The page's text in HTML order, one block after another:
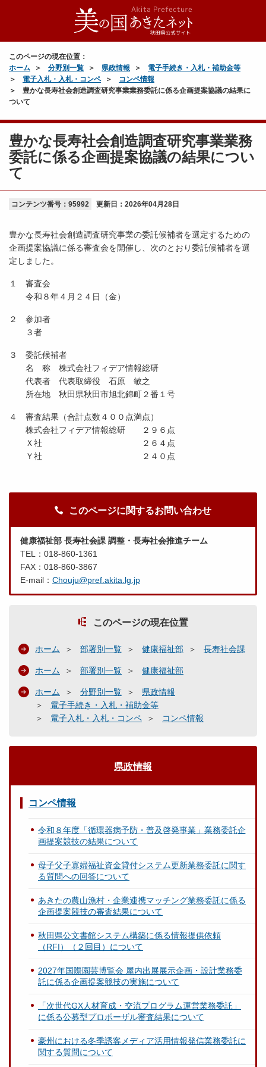
このページの現在位置：
ホーム
分野別一覧 県政情報
電子手続き・入札・補助金等
電子入札・入札・コンペ
コンペ情報
豊かな長寿社会創造調査研究事業業務委託に係る企画提案協議の結果に
ついて
豊かな長寿社会創造調査研究事業業務
委託に係る企画提案協議の結果につい
て
コンテンツ番号：95992 更新日： 2026年04月28日
豊かな長寿社会創造調査研究事業の委託候補者を選定するための
企画提案協議に係る審査会を開催し、次のとおり委託候補者を選
定しました。
１ 審査会
令和８年４月２４日（金）
２ 参加者
３者
３ 委託候補者
名 称 株式会社フィデア情報総研
代表者 代表取締役 石原 敏之
所在地 秋田県秋田市旭北錦町２番１号
４ 審査結果（合計点数４００点満点）
株式会社フィデア情報総研 ２９６点
Ｘ社 ２６４点
Ｙ社 ２４０点
このページに関するお問い合わせ
健康福祉部 長寿社会課 調整・長寿社会推進チーム
TEL：018-860-1361
FAX：018-860-3867
E-mail： Chouju@pref.akita.lg.jp
このページの現在位置
ホーム 部署別一覧 健康福祉部 長寿社会課
ホーム 部署別一覧 健康福祉部
ホーム 分野別一覧
県政情報
電子手続き・入札・補助金等
電子入札・入札・コンペ
コンペ情報
県政情報
コンペ情報
令和８年度「循環器病予防・普及啓発事業」業務委託企
画提案競技の結果について
母子父子寡婦福祉資金貸付システム更新業務委託に関す
る質問への回答について
あきたの農山漁村・企業連携マッチング業務委託に係る
企画提案競技の審査結果について
秋田県公文書館システム構築に係る情報提供依頼
（RFI）（２回目）について
2027年国際園芸博覧会 屋内出展展示企画・設計業務委
託に係る企画提案競技の実施について
「次世代GX人材育成・交流プログラム運営業務委託」
に係る公募型プロポーザル審査結果について
豪州における冬季誘客メディア活用情報発信業務委託に
関する質問について